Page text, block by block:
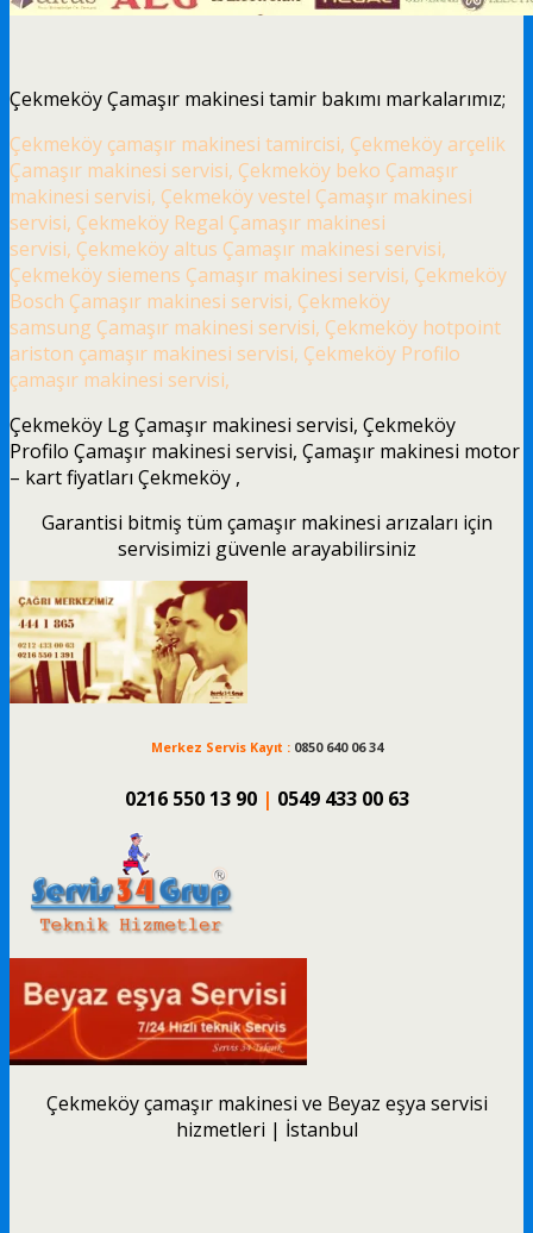
Çekmeköy Çamaşır makinesi tamir bakımı markalarımız;
Çekmeköy çamaşır makinesi tamircisi, Çekmeköy arçelik
Çamaşır makinesi servisi, Çekmeköy beko Çamaşır
makinesi servisi, Çekmeköy vestel Çamaşır makinesi
servisi, Çekmeköy Regal Çamaşır makinesi
servisi, Çekmeköy altus Çamaşır makinesi servisi,
Çekmeköy siemens Çamaşır makinesi servisi, Çekmeköy
Bosch Çamaşır makinesi servisi, Çekmeköy
samsung Çamaşır makinesi servisi, Çekmeköy hotpoint
ariston çamaşır makinesi servisi, Çekmeköy Profilo
çamaşır makinesi servisi,
Çekmeköy Lg Çamaşır makinesi servisi, Çekmeköy
Profilo Çamaşır makinesi servisi, Çamaşır makinesi motor
– kart fiyatları Çekmeköy ,
Garantisi bitmiş tüm çamaşır makinesi arızaları için
servisimizi güvenle arayabilirsiniz
Merkez Servis Kayıt : 0850 640 06 34
0216 550 13 90 | 0549 433 00 63
Çekmeköy çamaşır makinesi ve Beyaz eşya servisi
hizmetleri | İstanbul